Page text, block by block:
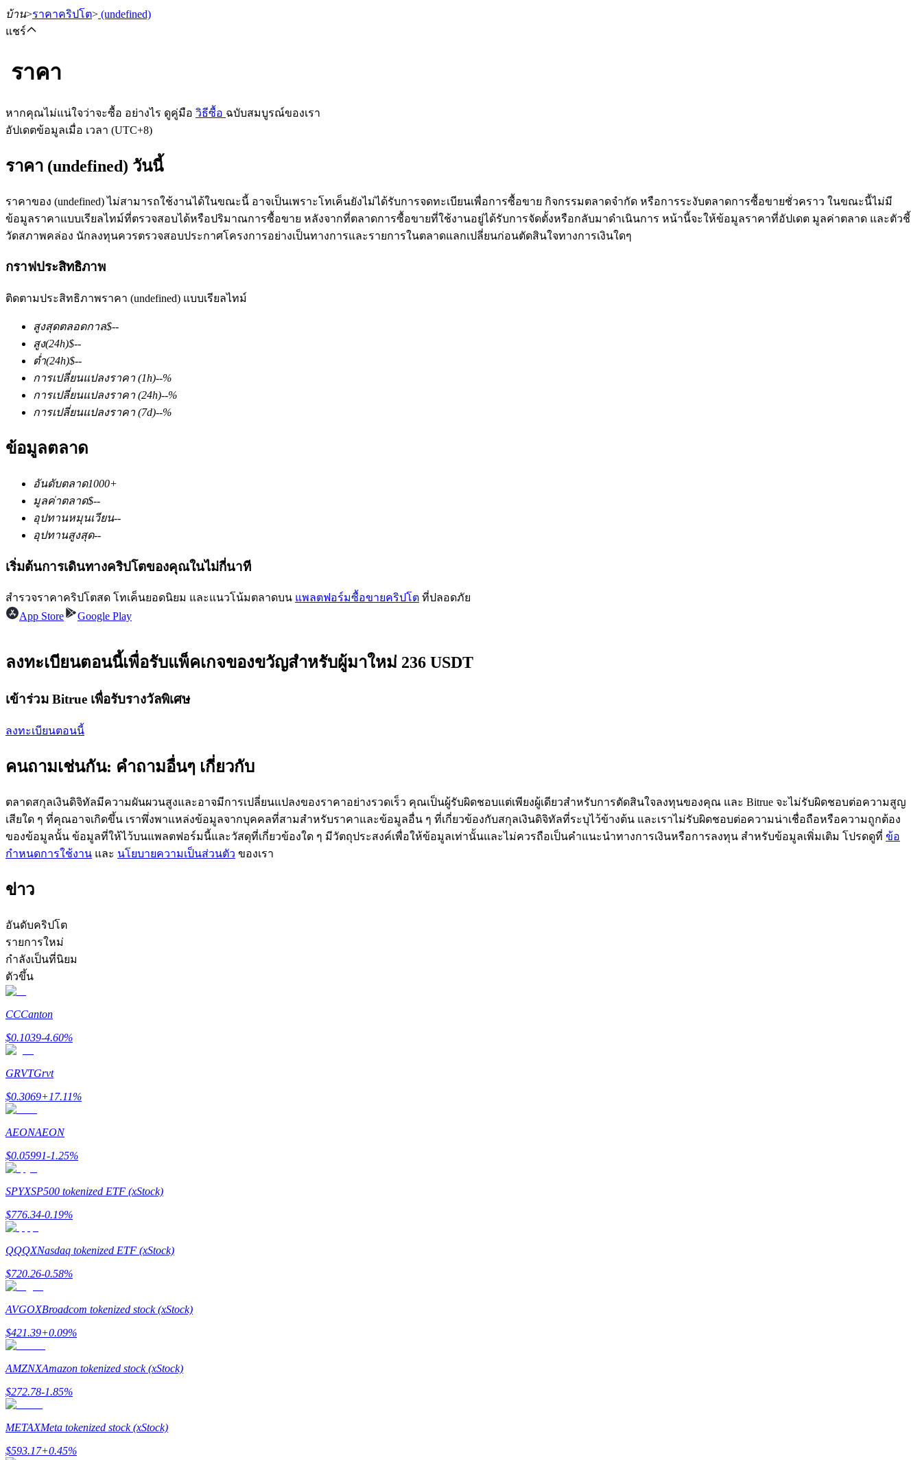
ฟิวเจอร์สสกุลเงินดิจิทัล
TradFi
อนุพันธ์ของหุ้น ฟอเร็กซ์ โลหะมีค่า และสินค้าโภคภัณฑ์
ฟิวเจอร์ส USDC
ฟิวเจอร์สที่ใช้ USDC เป็นหลักประกัน
คัดลอกการซื้อขาย
เป็นเทรดเดอร์คัดลอก
เพลิดเพลินกับการแบ่งปันผลกำไรและค่าคอมมิชชั่นการคัดลอกการซื้อขาย
ข้อมูล
การวิเคราะห์ข้อมูลขนาดใหญ่ รวมถึงข้อมูลการค้า ฯลฯ
แนะนำ
คู่มือเริ่มต้นฟิวเจอร์ส
บ้าน>ราคาคริปโต> (undefined)
แชร์
ราคา
หากคุณไม่แน่ใจว่าจะซื้อ อย่างไร ดูคู่มือ วิธีซื้อ ฉบับสมบูรณ์ของเรา
อัปเดตข้อมูลเมื่อ เวลา (UTC+8)
ราคา (undefined) วันนี้
ราคาของ (undefined) ไม่สามารถใช้งานได้ในขณะนี้ อาจเป็นเพราะโทเค็นยังไม่ได้รับการจดทะเบียนเพื่อการซื้อขาย กิจกรรมตลาดจำกัด หรือการระงับตลาดการซื้อขายชั่วคราว ในขณะนี้ไม่มี
ข้อมูลราคาแบบเรียลไทม์ที่ตรวจสอบได้หรือปริมาณการซื้อขาย หลังจากที่ตลาดการซื้อขายที่ใช้งานอยู่ได้รับการจัดตั้งหรือกลับมาดำเนินการ หน้านี้จะให้ข้อมูลราคาที่อัปเดต มูลค่าตลาด และตัวชี้
วัดสภาพคล่อง นักลงทุนควรตรวจสอบประกาศโครงการอย่างเป็นทางการและรายการในตลาดแลกเปลี่ยนก่อนตัดสินใจทางการเงินใดๆ
กราฟประสิทธิภาพ
ติดตามประสิทธิภาพราคา (undefined) แบบเรียลไทม์
สูงสุดตลอดกาล$--
สูง(24h)$--
ต่ำ(24h)$--
การเปลี่ยนแปลงราคา (1h)--%
การเปลี่ยนแปลงราคา (24h)--%
การเปลี่ยนแปลงราคา (7d)--%
ข้อมูลตลาด
อันดับตลาด1000+
มูลค่าตลาด$--
อุปทานหมุนเวียน--
อุปทานสูงสุด--
เริ่มต้นการเดินทางคริปโตของคุณในไม่กี่นาที
สำรวจราคาคริปโตสด โทเค็นยอดนิยม และแนวโน้มตลาดบน แพลตฟอร์มซื้อขายคริปโต ที่ปลอดภัย
App Store
Google Play
ลงทะเบียนตอนนี้เพื่อรับแพ็คเกจของขวัญสำหรับผู้มาใหม่ 236 USDT
เข้าร่วม Bitrue เพื่อรับรางวัลพิเศษ
ลงทะเบียนตอนนี้
คนถามเช่นกัน: คำถามอื่นๆ เกี่ยวกับ
ตลาดสกุลเงินดิจิทัลมีความผันผวนสูงและอาจมีการเปลี่ยนแปลงของราคาอย่างรวดเร็ว คุณเป็นผู้รับผิดชอบแต่เพียงผู้เดียวสำหรับการตัดสินใจลงทุนของคุณ และ Bitrue จะไม่รับผิดชอบต่อความสูญ
เสียใด ๆ ที่คุณอาจเกิดขึ้น เราพึ่งพาแหล่งข้อมูลจากบุคคลที่สามสำหรับราคาและข้อมูลอื่น ๆ ที่เกี่ยวข้องกับสกุลเงินดิจิทัลที่ระบุไว้ข้างต้น และเราไม่รับผิดชอบต่อความน่าเชื่อถือหรือความถูกต้อง
ของข้อมูลนั้น ข้อมูลที่ให้ไว้บนแพลตฟอร์มนี้และวัสดุที่เกี่ยวข้องใด ๆ มีวัตถุประสงค์เพื่อให้ข้อมูลเท่านั้นและไม่ควรถือเป็นคำแนะนำทางการเงินหรือการลงทุน สำหรับข้อมูลเพิ่มเติม โปรดดูที่ ข้อ
กำหนดการใช้งาน และ นโยบายความเป็นส่วนตัว ของเรา
ข่าว
อันดับคริปโต
รายการใหม่
กำลังเป็นที่นิยม
ตัวขึ้น
CCCanton
$0.1039-4.60%
GRVTGrvt
$0.3069+17.11%
AEONAEON
$0.05991-1.25%
SPYXSP500 tokenized ETF (xStock)
$776.34-0.19%
QQQXNasdaq tokenized ETF (xStock)
$720.26-0.58%
AVGOXBroadcom tokenized stock (xStock)
$421.39+0.09%
AMZNXAmazon tokenized stock (xStock)
$272.78-1.85%
METAXMeta tokenized stock (xStock)
$593.17+0.45%